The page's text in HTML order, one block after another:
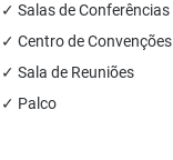
✓ Salas de Conferências
✓ Centro de Convenções
✓ Sala de Reuniões
✓ Palco